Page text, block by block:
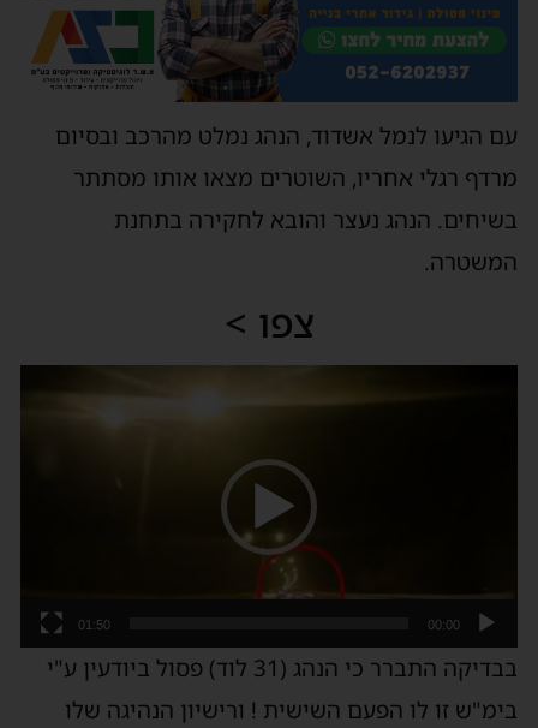
עם הגיעו לנמל אשדוד, הנהג נמלט מהרכב ובסיום
מרדף רגלי אחריו, השוטרים מצאו אותו מסתתר
בשיחים. הנהג נעצר והובא לחקירה בתחנת
המשטרה.
צפו >
00:00
01:50
בבדיקה התברר כי הנהג (31 לוד) פסול ביודעין ע"י
בימ"ש זו לו הפעם השישית ! ורישיון הנהיגה שלו